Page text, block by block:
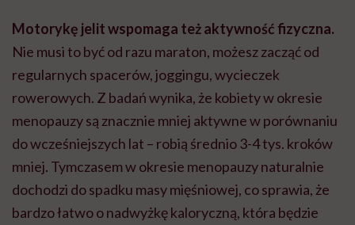
Motorykę jelit wspomaga też aktywność fizyczna.
Nie musi to być od razu maraton, możesz zacząć od
regularnych spacerów, joggingu, wycieczek
rowerowych. Z badań wynika, że kobiety w okresie
menopauzy są znacznie mniej aktywne w porównaniu
do wcześniejszych lat – robią średnio 3-4 tys. kroków
mniej. Tymczasem w okresie menopauzy naturalnie
dochodzi do spadku masy mięśniowej, co sprawia, że
bardzo łatwo o nadwyżkę kaloryczną, która będzie